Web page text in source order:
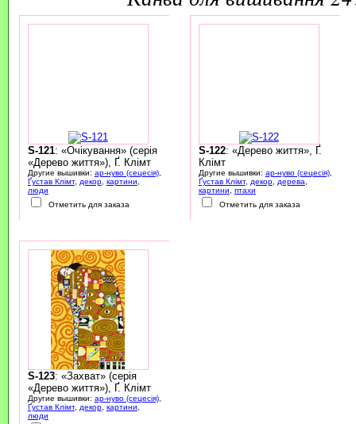
S-121: «Очікування» (серія
«Дерево життя»), Ґ. Клімт
Другие вышивки: ар-нуво (сецесія),
Ґустав Клімт, декор, картини
люди
Отметить для заказа
S-122: «Дерево життя», Ґ.
Клімт
Другие вышивки: ар-нуво (сецесія),
Ґустав Клімт, декор, дерева
картини
птахи
Отметить для заказа
S-123: «Захват» (серія
«Дерево життя»), Ґ. Клімт
Другие вышивки: ар-нуво (сецесія),
Ґустав Клімт, декор, картини
люди